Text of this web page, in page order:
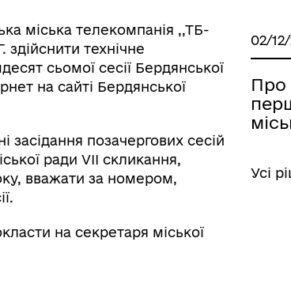
міська телекомпанія ,,ТБ-
здійснити технічне
сьомої сесії Бердянської
на сайті Бердянської
засідання позачергових сесій
ради VIІ скликання,
вважати за номером,
на секретаря міської
02/12/
Про
Усі